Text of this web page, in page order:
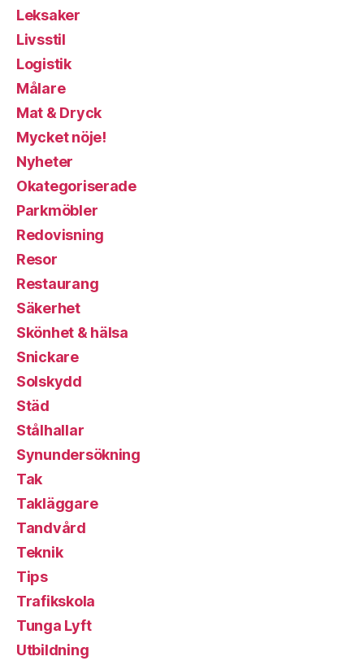
Leksaker
Livsstil
Logistik
Målare
Mat & Dryck
Mycket nöje!
Nyheter
Okategoriserade
Parkmöbler
Redovisning
Resor
Restaurang
Säkerhet
Skönhet & hälsa
Snickare
Solskydd
Städ
Stålhallar
Synundersökning
Tak
Takläggare
Tandvård
Teknik
Tips
Trafikskola
Tunga Lyft
Utbildning